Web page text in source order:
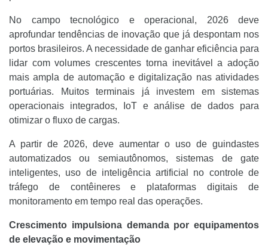
No campo tecnológico e operacional, 2026 deve
aprofundar tendências de inovação que já despontam nos
portos brasileiros. A necessidade de ganhar eficiência para
lidar com volumes crescentes torna inevitável a adoção
mais ampla de automação e digitalização nas atividades
portuárias. Muitos terminais já investem em sistemas
operacionais integrados, IoT e análise de dados para
otimizar o fluxo de cargas.
A partir de 2026, deve aumentar o uso de guindastes
automatizados ou semiautônomos, sistemas de gate
inteligentes, uso de inteligência artificial no controle de
tráfego de contêineres e plataformas digitais de
monitoramento em tempo real das operações.
Crescimento impulsiona demanda por equipamentos
de elevação e movimentação